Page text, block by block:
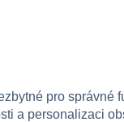
her!
pro správné
a personalizaci